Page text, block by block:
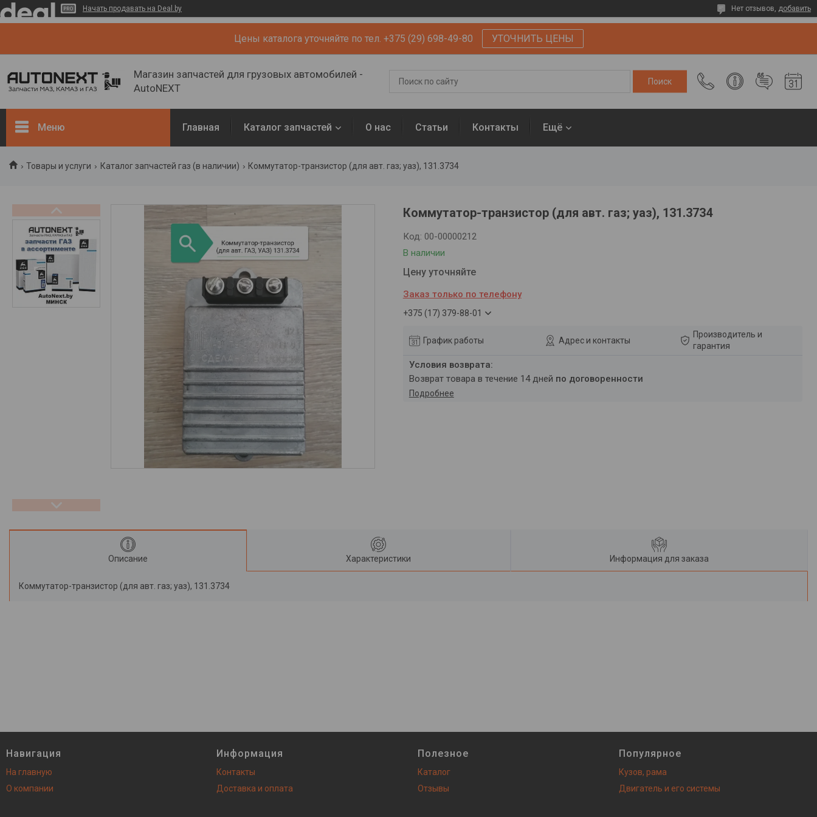
Начать продавать на Deal.by Нет отзывов, добавить
Цены каталога уточняйте по тел. +375 (29) 698-49-80 УТОЧНИТЬ ЦЕНЫ
Магазин запчастей для грузовых автомобилей -
AutoNEXT
Меню
Каталог запчастей ГАЗ (в
Запчасти ГАЗ (NEW)
О нас
Отзывы
Новости
Главная Каталог запчастей О нас Статьи Контакты Ещё
Товары и услуги Каталог запчастей газ (в наличии) Коммутатор-транзистор (для авт. газ; уаз), 131.3734
Коммутатор-транзистор (для авт. газ; уаз), 131.3734
В наличии
Код: 00-00000212
Цену уточняйте
Заказ только по телефону
+375 (17) 379-88-01
График работы Адрес и контакты
Производитель и
гарантия
возврат товара в течение 14 дней по договоренности
Подробнее
Описание Характеристики Информация для заказа
Коммутатор-транзистор (для авт. газ; уаз), 131.3734
Навигация
На главную
О компании
Информация
Контакты
Доставка и оплата
Полезное
Каталог
Отзывы
Популярное
Кузов, рама
Двигатель и его системы